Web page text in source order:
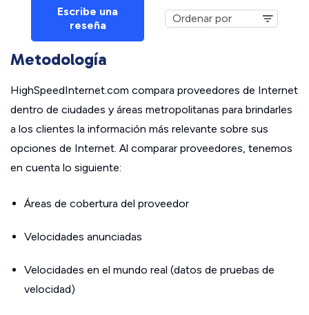
Escribe una
reseña
Metodología
HighSpeedInternet.com compara proveedores de Internet
dentro de ciudades y áreas metropolitanas para brindarles
a los clientes la información más relevante sobre sus
opciones de Internet. Al comparar proveedores, tenemos
en cuenta lo siguiente:
Áreas de cobertura del proveedor
Velocidades anunciadas
Velocidades en el mundo real (datos de pruebas de
velocidad)